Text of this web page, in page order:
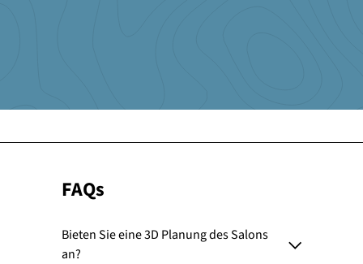
FAQs
Bieten Sie eine 3D Planung des Salons
an?